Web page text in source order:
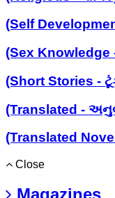
(Self
(Sex Knowledge
(Short Stories -
(Translated -
(Translated
Close
Magazines